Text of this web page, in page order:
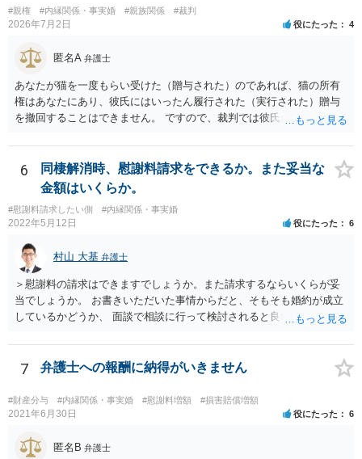
#親権 #内縁関係・事実婚 #親族関係 #裁判
2026年7月2日 役にたった 4
匿名A 弁護士
あなたが猫を一度もらい受けた（贈与された）のであれば、猫の所有
権はあなたにあり、彼氏にはいったん履行された（実行された）贈与
を撤回することはできません。 ですので、裁判では彼氏が勝つことは
の事情からははっきりしませんので、早めに弁護士に面談相談する方
がいいでしょう。 場合によっては弁護士名で通知等出してもらうほう
がいいかもしれません。
6
同棲解消時、慰謝料請求をできるか。また妥当な
金額はいくらか。
#慰謝料請求したい側 #内縁関係・事実婚
2022年5月12日 役にたった 6
村山 大基 弁護士
＞慰謝料の請求はできますでしょうか。また請求するならいくらが妥
当でしょうか。 お書きいただいた事情からだと、そもそも婚約が成立
しているかどうか、 面談で相談に行って検討されると良いと思いま
あるからです。 他方で、実際問題として同棲のために金銭的不利益が
生じているので、 厳密に婚約が成立しているかどうかは別として、話
す。 相手としても、裁判までして争って支払いゼロを目指すよりは、
一定額を支払って円満に解決したいと考える可能性はあります。
7 弁護士への報酬に納得がいきません
#財産分与 #内縁関係・事実婚 #慰謝料増額 #損害賠償増額
2021年6月30日 役にたった 6
匿名B 弁護士